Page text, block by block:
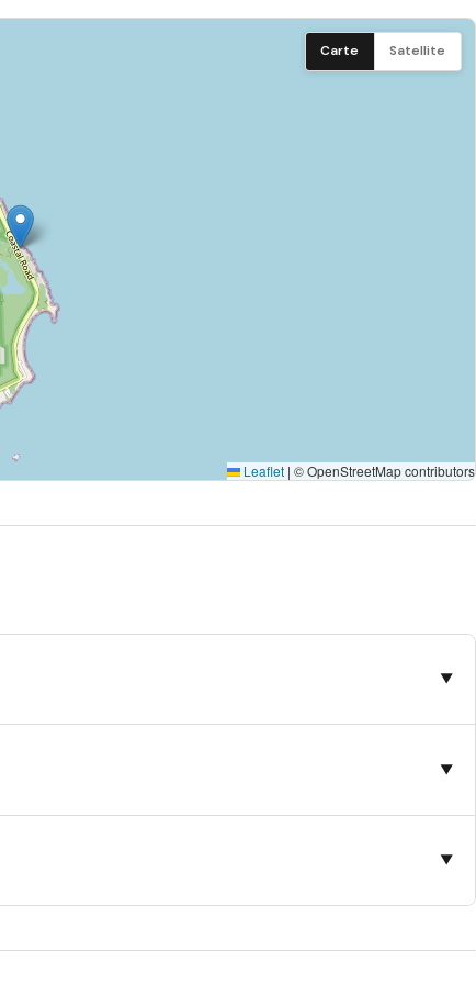
salle de bain et de ses toilettes privatives, elle offre
salle à manger conviviale, une cuisine entièrement
de détente face à l’horizon.
de deux piscines non sécurisées, parfaites pour se
Noël et du Nouvel An.
demi-nuitée sera appliqué en cas de check-in anticipé ou
où luxe et nature se rencontrent harmonieusement.
Leaflet | © OpenStreetMap contributors
Carte Satellite
▼
▼
▼